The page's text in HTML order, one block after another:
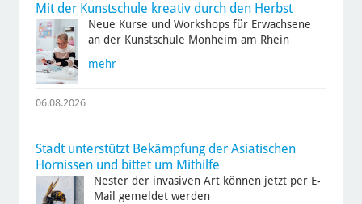
Mit der Kunstschule kreativ durch den Herbst
Neue Kurse und Workshops für Erwachsene
an der Kunstschule Monheim am Rhein
mehr
06.08.2026
Stadt unterstützt Bekämpfung der Asiatischen
Hornissen und bittet um Mithilfe
Nester der invasiven Art können jetzt per E-
Mail gemeldet werden